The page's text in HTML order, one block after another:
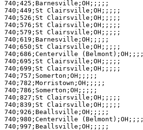
740;425;Barnesville;OH;;;;;
740;449;St Clairsville;OH;;;;;
740;526;St Clairsville;OH;;;;;
740;576;St Clairsville;OH;;;;;
740;579;St Clairsville;OH;;;;;
740;619;Barnesville;OH;;;;;
740;650;St Clairsville;OH;;;;;
740;686;Centerville
740;695;St Clairsville;OH;;;;;
740;699;St Clairsville;OH;;;;;
740;757;Somerton;OH;;;;;
740;782;Morristown;OH;;;;;
740;786;Somerton;OH;;;;;
740;827;St Clairsville;OH;;;;;
740;839;St Clairsville;OH;;;;;
740;926;Beallsville;OH;;;;;
740;980;Centerville